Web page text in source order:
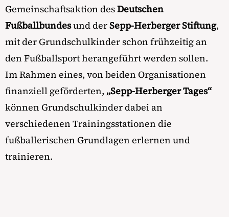
Gemeinschaftsaktion desDeutschen
Fußballbundesund derSepp-Herberger Stiftung,
mit der Grundschulkinder schon frühzeitig an
den Fußballsport herangeführt werden sollen.
Im Rahmen eines, von beiden Organisationen
finanziell geförderten, „Sepp-Herberger Tages“
können Grundschulkinder dabei an
verschiedenen Trainingsstationen die
fußballerischen Grundlagen erlernen und
trainieren.